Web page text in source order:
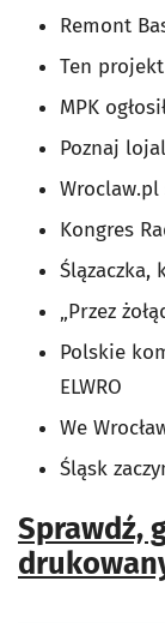
Remont
Ten
MPK
Poznaj
Kongres
Ślązaczka,
„Przez
Polskie
ELWRO
We
Śląsk
Sprawdź,